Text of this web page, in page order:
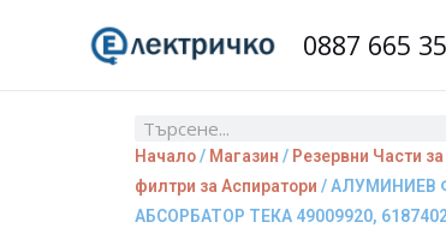
0887 665
Search
Начало/ Магазин / Резервни Части
филтри за Аспиратори / АЛУМИНИЕВ
АБСОРБАТОР ТЕКА 49009920,